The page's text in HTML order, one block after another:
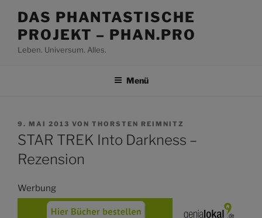
Inhalt
springen
DAS PHANTASTISCHE
PROJEKT – PHAN.PRO
Leben. Universum. Alles.
Menü
VERÖFFENTLICHT
AM
9. MAI 2013 VON THORSTEN REIMNITZ
STAR TREK Into Darkness –
Rezension
Werbung